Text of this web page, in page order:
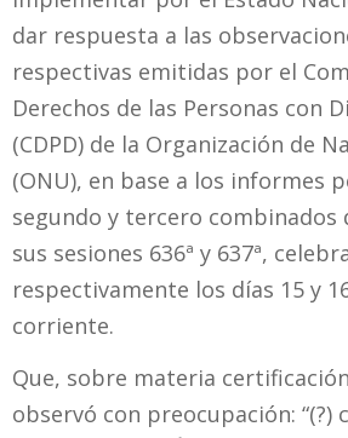
dar respuesta a las
respectivas emitidas por el
Derechos de las Personas con
(CDPD) de la Organización de
(ONU), en base a los informes
segundo y tercero combinados
sus sesiones 636ª y 637ª,
respectivamente los días 15 y
corriente.
Que, sobre materia
observó con preocupación: “(?)